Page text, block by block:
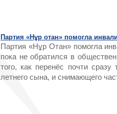
Партия «Нұр отан» помогла
Партия «Нұр Отан» помогла
пока не обратился в
того, как перенёс почти
летнего сына, и снимающего